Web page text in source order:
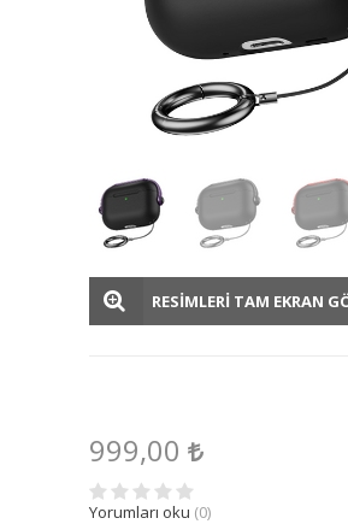
RESİMLERİ TAM EKRAN
999,00
Yorumları oku (0)